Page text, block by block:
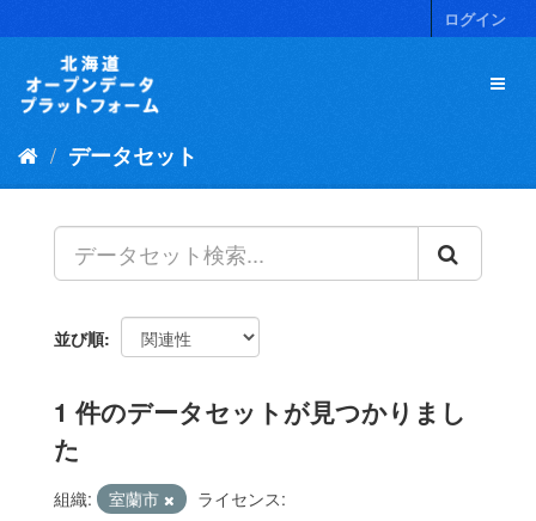
キ
ログイン
データセット
並び順
1 件のデータセットが見つかりまし
た
組織: 室蘭市
ライセンス: